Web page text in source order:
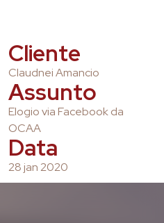
Cliente
Claudnei Amancio
Assunto
Elogio via Facebook da
OCAA
Data
28 jan 2020